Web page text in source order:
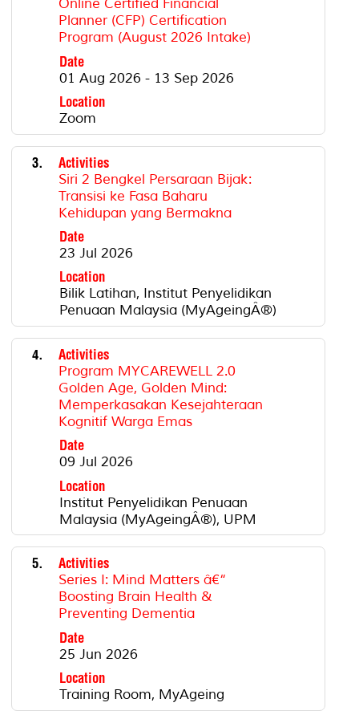
Online Certified Financial
Planner (CFP) Certification
Program (August 2026 Intake)
Date
01 Aug 2026 - 13 Sep 2026
Location
Zoom
3.
Activities
Siri 2 Bengkel Persaraan Bijak:
Transisi ke Fasa Baharu
Kehidupan yang Bermakna
Date
23 Jul 2026
Location
Bilik Latihan, Institut Penyelidikan
Penuaan Malaysia (MyAgeingÂ®)
4.
Activities
Program MYCAREWELL 2.0
Golden Age, Golden Mind:
Memperkasakan Kesejahteraan
Kognitif Warga Emas
Date
09 Jul 2026
Location
Institut Penyelidikan Penuaan
Malaysia (MyAgeingÂ®), UPM
5.
Activities
Series I: Mind Matters â€“
Boosting Brain Health &
Preventing Dementia
Date
25 Jun 2026
Location
Training Room, MyAgeing